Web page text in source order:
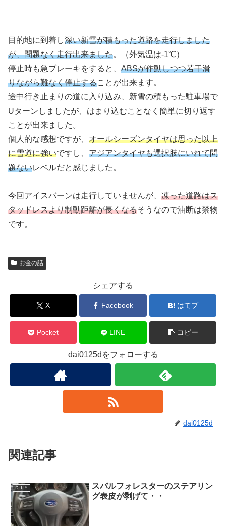
目的地に到着し深い新雪が積もった道路を走行しました
が、問題なく走行出来ました。（外気温は-1℃）
停止時も急ブレーキをすると、 ABSが作動しつつ若干滑
りながら難なく停止することが出来ます。
途中行き止まりの道に入り込み、新雪の積もった駐車場で
Uターンしましたが、はまり込むことなく簡単に切り返す
ことが出来ました。
個人的な感想ですが、 オールシーズンタイヤは思った以上
に雪道に強いですし、 アジアンタイヤも選択肢にいれて問
題ないレベルだと感じました。
今回アイスバーンは走行していませんが、 凍った道路はス
タッドレスより制動距離が長くなるそうなので油断は禁物
です。
お金の話
シェアする
X Facebook はてブ
Pocket LINE コピー
dai0125dをフォローする
dai0125d
関連記事
ＤＩＹ
スバルフォレスターのステアリン
グ表皮が剥げて・・